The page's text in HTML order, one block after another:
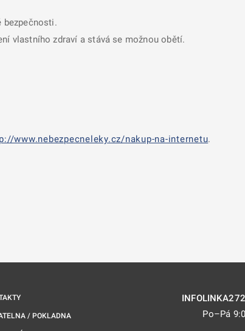
bezpečnosti.
vlastního zdraví a stává se možnou obětí.
www.nebezpecneleky.cz/nakup-na-internetu.
/ POKLADNA
INFOLINKA
Po–Pá